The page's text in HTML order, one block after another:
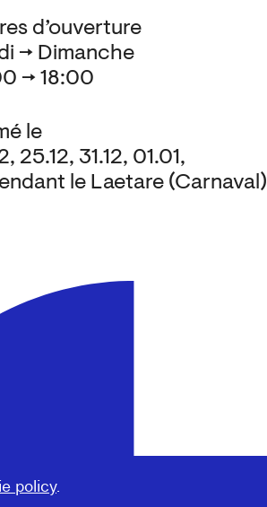
policy.
d’ouverture
→ Dimanche
→ 18:00
le
25.12, 31.12, 01.01,
le Laetare (Carnaval)